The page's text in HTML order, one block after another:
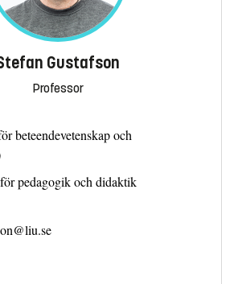
Gustafson
Professor
beteendevetenskap och
pedagogik och didaktik
liu.se